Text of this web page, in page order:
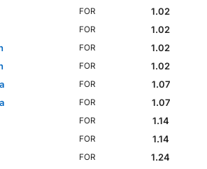
FOR
1.02
FOR
1.02
FOR
1.02
FOR
1.02
FOR
1.07
FOR
1.07
FOR
1.14
FOR
1.14
FOR
1.24